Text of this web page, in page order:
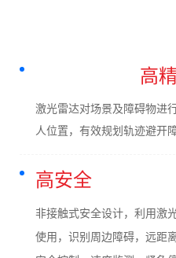
高
激光雷达对场景及障碍物进
人位置，有效规划轨迹避开
高安全
非接触式安全设计，利用激
使用，识别周边障碍，远距离